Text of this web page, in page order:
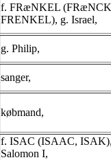
f. FRæNKEL
FRENKEL), g. Israel,
g. Philip,
sanger,
købmand,
f. ISAC (ISAAC,
Salomon I,